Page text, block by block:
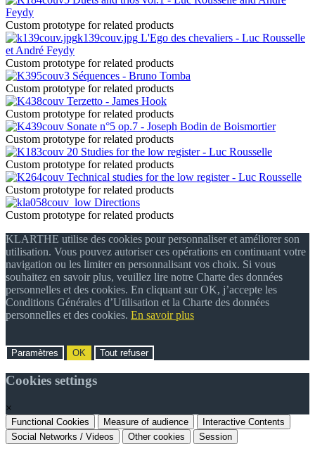
Feydy
Custom prototype for related products
k139couv.jpg L'Ego des chevaliers - Luc Rousselle
et André Feydy
Custom prototype for related products
Séquences - Bruno Tomba
Custom prototype for related products
Terzetto - James Hook
Custom prototype for related products
Sonate n°5 op.7 - Joseph Bodin de Boismortier
Custom prototype for related products
20 Studies for the low register - Luc Rousselle
Custom prototype for related products
Technical studies for the low register - Luc Rousselle
Custom prototype for related products
Directions
Custom prototype for related products
KLARTHE utilise des cookies pour personnaliser et améliorer son
utilisation. Vous pouvez autoriser ces opérations en continuant votre
navigation ou les limiter en personnalisant vos choix. Si vous
souhaitez en savoir plus, veuillez lire notre Charte des données
personnelles et des cookies. En cliquant sur OK, j’accepte les
Conditions Générales d’Utilisation et la Charte des données
personnelles et des cookies. En savoir plus
Paramètres OK Tout refuser
Cookies settings
×
Functional Cookies Measure of audience
Interactive Contents
Social Networks / Videos
Other cookies Session